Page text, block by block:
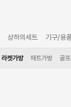
상하의세트 기구/용
라켓가방 매트가방 골